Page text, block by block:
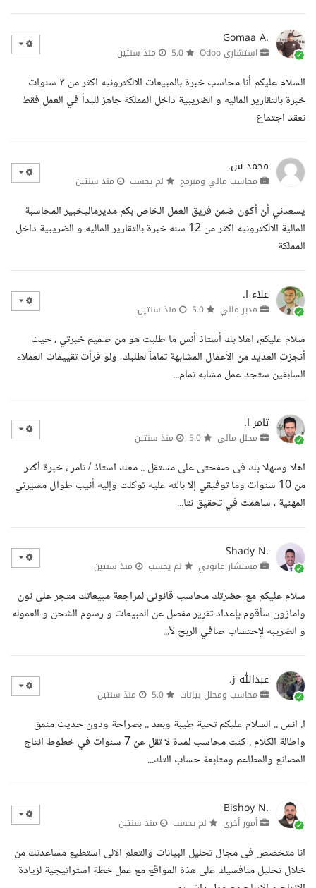
Gomaa A.
استشاري Odoo منذ سنتين
السلام عليكم أنا محاسب خبرة بالمبيعات الالكترونيه اكثر من ٣ سنوات
خبرة بالتقارير الماليه و الضريبية داخل المملكة جاهز للبدأ في العمل فقط
نعقد اجتماع
محمد س.
محاسب مالي ومبرمج لم يحسب منذ سنتين
يسعدني أن أكون ضمن فريق العمل الخاص بكم مديرماليخبير المحاسبة
المالية الالكترونيه اكثر من 12 سنه خبرة بالتقارير الماليه و الضريبية داخل
المملكة
علاء ا.
مدير مالي منذ سنتين
سلام عليكم، اهلا بك أستاذ أنس ما طلبت هو من صميم خبرتي ، حيث
أنجزت العديد من الأعمال المشابهة تمامآ لطلبك، ولو قرأت تقييمات العملاء
السابقين ستجد عمل مشابه تمام...
تامر ا.
محلل مالي منذ سنتين
اهلا وسهلا بك فى صفحتى على مستقل .. معك استاذ / تامر ، خبرة أكثر
من 10 سنوات وما توفيقي إلا بالله عليه توكلت وإليه أنيب طوال مسيرتي
المهنية ، ساهمت في تحقيق نتا...
Shady N.
مستشار قانوني لم يحسب منذ سنتين
سلام عليكم مع حضرتك محاسب قانونى لمراجعة مبيعاتك متجر على نون
وامازون سأقوم بإعداد تقرير مفصل عن المبيعات و رسوم الشحن و العموله
و الضريبه لإحتساب صافي الربح لأ...
عبدالله ز.
محاسب ومحلل بيانات منذ سنتين
ا. انس .. السلام عليكم تحية طيبة وبعد .. بصراحة ودون حديث منمق
واطالة الكلام . كنت محاسب لمدة لا تقل عن 7 سنوات في خطوط انتاج
المصانع والمطاعم ومتابعة حساب التك...
Bishoy N.
أمور أخرى لم يحسب منذ سنتين
انا متخصص فى مجال تحليل البيانات والتعلم الالى استطيع مساعدتك من
خلال تحليل منافسيك على هذة المواقع مع عمل خطة استراتيجية لزيادة